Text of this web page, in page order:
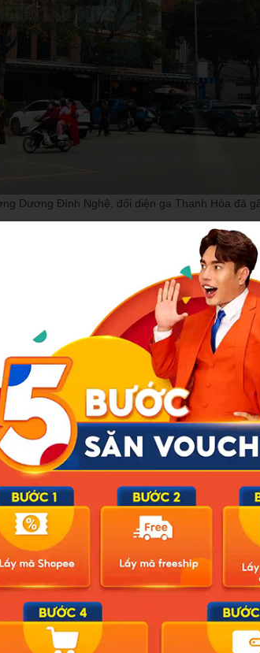
Dương Đình Nghệ, đối diện ga Thanh Hóa đã
ông B. để khám xét liên quan tới vụ việc gì,
người dân phường Hạc Thành, tỉnh Thanh Hóa.
xuất hiện, phong tỏa trước ngôi nhà của ông
là một giám đốc doanh nghiệp, là em vợ ông